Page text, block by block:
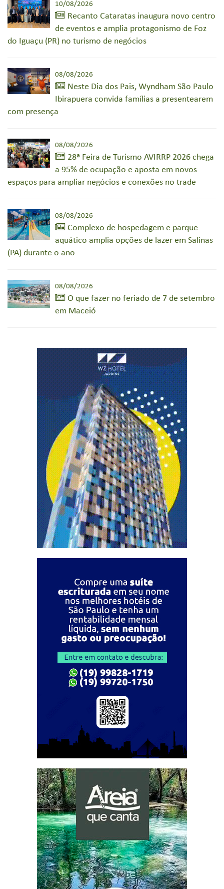
10/08/2026
Recanto Cataratas inaugura novo centro
de eventos e amplia protagonismo de Foz
do Iguaçu (PR) no turismo de negócios
08/08/2026
Neste Dia dos Pais, Wyndham São Paulo
Ibirapuera convida famílias a presentearem
com presença
08/08/2026
28ª Feira de Turismo AVIRRP 2026 chega
a 95% de ocupação e aposta em novos
espaços para ampliar negócios e conexões no trade
08/08/2026
Complexo de hospedagem e parque
aquático amplia opções de lazer em Salinas
(PA) durante o ano
08/08/2026
O que fazer no feriado de 7 de setembro
em Maceió